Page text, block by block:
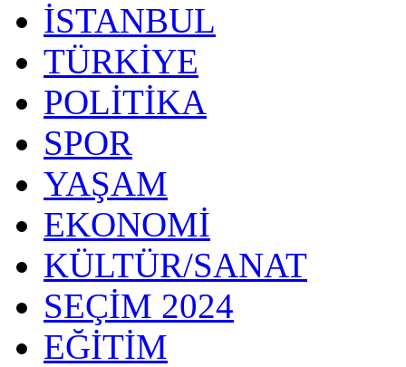
İSTANBUL
TÜRKİYE
POLİTİKA
SPOR
YAŞAM
EKONOMİ
KÜLTÜR/SANAT
SEÇİM 2024
EĞİTİM